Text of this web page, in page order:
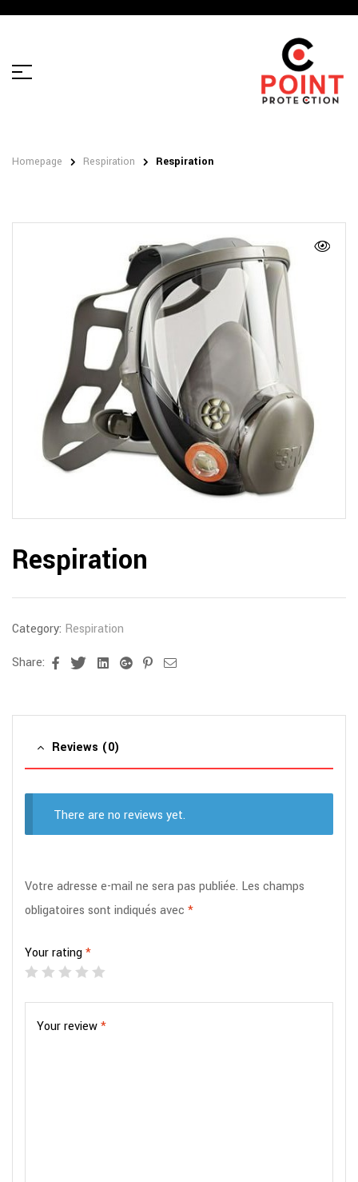
Homepage Respiration Respiration
Respiration
Category: Respiration
Share:
FacebookTwitterLinkedinGoogle+Pinterest
Reviews (0)
There are no reviews yet.
Votre adresse e-mail ne sera pas publiée. Les champs
obligatoires sont indiqués avec *
Your rating*
Your review*